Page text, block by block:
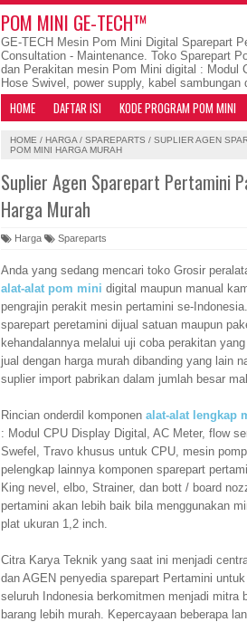
POM MINI GE-TECH™
GE-TECH Mesin Pom Mini Digital Sparepart
Consultation - Maintenance. Toko Sparepart
dan Perakitan mesin Pom Mini digital : Modul
Hose Swivel, power supply, kabel
HOME DAFTAR ISI KODE PROGRAM POM MINI
HOME / HARGA/ SPAREPARTS / SUPLIER AGEN
POM MINI HARGA MURAH
Suplier Agen Sparepart Pertamini
Harga Murah
Harga Spareparts
Anda yang sedang mencari toko Grosir
alat-alat pom mini digital maupun manual
pengrajin perakit mesin pertamini se-
sparepart peretamini dijual satuan maupun
kehandalannya melalui uji coba perakitan
jual dengan harga murah dibanding yang lain
suplier import pabrikan dalam jumlah besar
Rincian onderdil komponen alat-alat lengkap
: Modul CPU Display Digital, AC Meter, flow
Swefel, Travo khusus untuk CPU, mesin
pelengkap lainnya komponen sparepart
King nevel, elbo, Strainer, dan bott / board
pertamini akan lebih baik bila menggunakan
plat ukuran 1,2 inch.
Citra Karya Teknik yang saat ini menjadi
dan AGEN penyedia sparepart Pertamini
seluruh Indonesia berkomitmen menjadi mitra
barang lebih murah. Kepercayaan beberapa